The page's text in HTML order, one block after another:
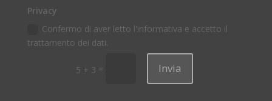
Privacy
Confermo di aver letto l'informativa e accetto il
trattamento dei dati.
5 + 3 = Invia